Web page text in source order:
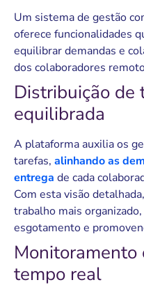
Um sistema de gestão
oferece funcionalidades
equilibrar demandas e
dos colaboradores
Distribuição de
equilibrada
A plataforma auxilia os
tarefas, alinhando as
entrega de cada
Com esta visão
trabalho mais
esgotamento e
Monitoramento
tempo real